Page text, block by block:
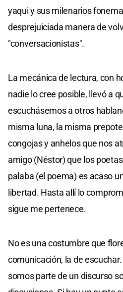
yaqui y sus milenarios
desprejuiciada manera de
"conversacionistas".
La mecánica de lectura, con
nadie lo cree posible, llevó a
escuchásemos a otros
misma luna, la misma
congojas y anhelos que nos
amigo (Néstor) que los
palaba (el poema) es acaso
libertad. Hasta allí lo
sigue me pertenece.
No es una costumbre que
comunicación, la de
somos parte de un discurso